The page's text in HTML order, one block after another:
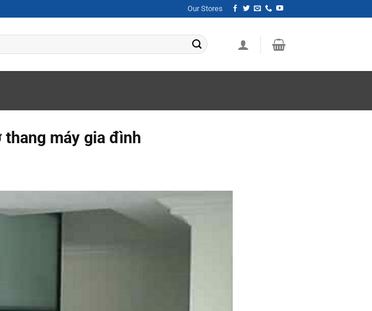
Our Stores
máy gia đình